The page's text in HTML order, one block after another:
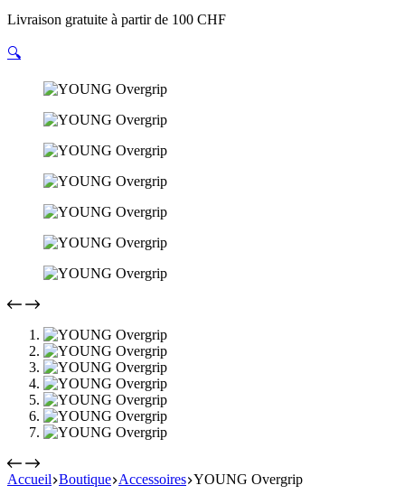
Livraison gratuite à partir de 100 CHF
🔍
Accueil Boutique Accessoires YOUNG Overgrip